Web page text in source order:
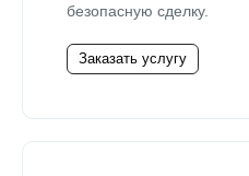
безопасную сделку.
Заказать услугу